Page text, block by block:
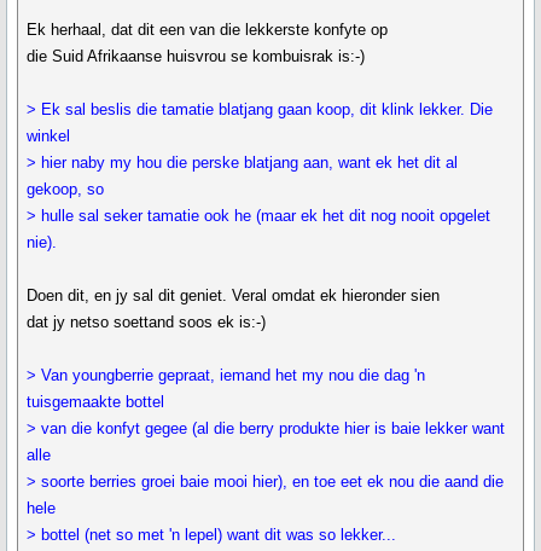
Ek herhaal, dat dit een van die lekkerste konfyte op
die Suid Afrikaanse huisvrou se kombuisrak is:-)
> Ek sal beslis die tamatie blatjang gaan koop, dit klink lekker. Die
winkel
> hier naby my hou die perske blatjang aan, want ek het dit al
gekoop, so
> hulle sal seker tamatie ook he (maar ek het dit nog nooit opgelet
nie).
Doen dit, en jy sal dit geniet. Veral omdat ek hieronder sien
dat jy netso soettand soos ek is:-)
> Van youngberrie gepraat, iemand het my nou die dag 'n
tuisgemaakte bottel
> van die konfyt gegee (al die berry produkte hier is baie lekker want
alle
> soorte berries groei baie mooi hier), en toe eet ek nou die aand die
hele
> bottel (net so met 'n lepel) want dit was so lekker...